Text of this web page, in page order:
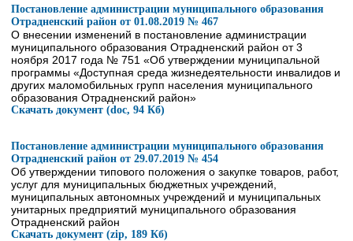
Постановление администрации муниципального образования
Отрадненский район от 01.08.2019 № 467
О внесении изменений в постановление администрации
муниципального образования Отрадненский район от 3
ноября 2017 года № 751 «Об утверждении муниципальной
программы «Доступная среда жизнедеятельности инвалидов и
других маломобильных групп населения муниципального
образования Отрадненский район»
Скачать документ (doc, 94 Кб)
Постановление администрации муниципального образования
Отрадненский район от 29.07.2019 № 454
Об утверждении типового положения о закупке товаров, работ,
услуг для муниципальных бюджетных учреждений,
муниципальных автономных учреждений и муниципальных
унитарных предприятий муниципального образования
Отрадненский район
Скачать документ (zip, 189 Кб)